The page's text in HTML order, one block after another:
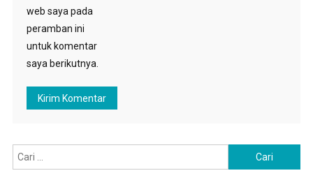
web saya pada
peramban ini
untuk komentar
saya berikutnya.
untuk: